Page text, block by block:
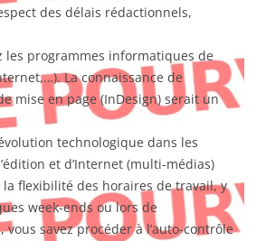
des délais rédactionnels,
les programmes informatiques de
La connaissance de
mise en page (InDesign) serait un
technologique dans les
et d’Internet (multi-médias)
la flexibilité des horaires de travail, y
week-ends ou lors de
vous savez procéder à l’auto-contrôle